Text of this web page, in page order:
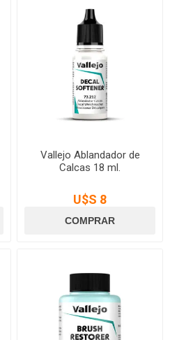
Vallejo Ablandador de
Calcas 18 ml.
U$S 8